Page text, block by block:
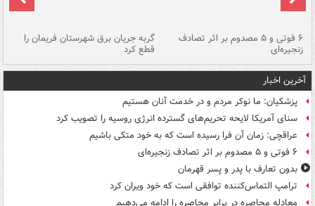
۶ فوتی و ۵ مصدوم بر اثر تصادف
زنجیره‌ای
گربه جریان برق شهرستان فریمان را
قطع کرد
آخرین اخبار
پزشکیان: ما نوکر مردم و در خدمت آنان هستیم
سنای آمریکا لایحه تحریم‌های گسترده انرژی روسیه را تصویب کرد
عراقچی: زمان آن فرا رسیده است که به خود متکی باشیم
۶ فوتی و ۵ مصدوم بر اثر تصادف زنجیره‌ای
بدون تعارف با پدر و پسر قهرمان
ترامپ التماس‌کننده توافقی است که خود ویران کرد
معادله محاصره در برابر محاصره را ادامه می‌دهیم